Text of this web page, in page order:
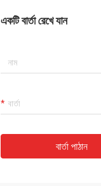
একটি বার্তা রেখে যান
বার্তা পাঠান